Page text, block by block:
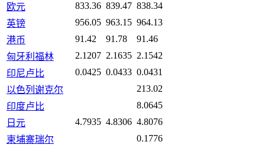
欧元
833.36 839.47 838.34
英镑
956.05 963.15 964.13
港币
91.42 91.78
91.46
匈牙利福林
2.1207 2.1635 2.1542
印尼卢比
0.0425 0.0433 0.0431
以色列谢克尔
213.02
印度卢比
8.0645
日元
4.7935 4.8306 4.8076
柬埔寨瑞尔
0.1776